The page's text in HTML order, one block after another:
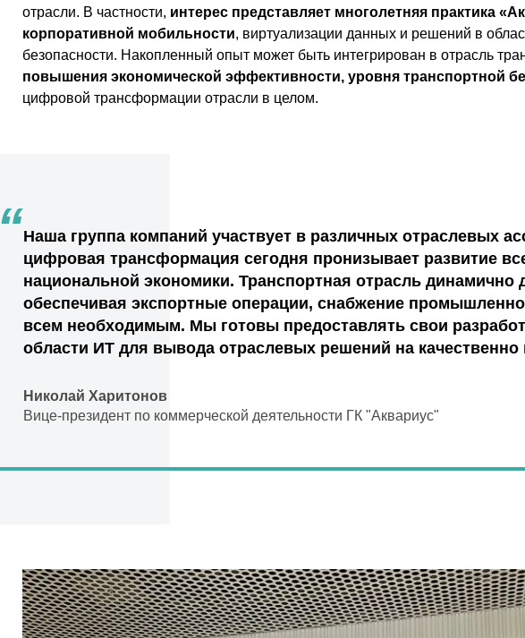
отрасли. В частности, интерес представляет многолетняя практика
корпоративной мобильности, виртуализации данных и решений в
безопасности. Накопленный опыт может быть интегрирован в отрасль
повышения экономической эффективности, уровня транспортной
цифровой трансформации отрасли в целом.
“Наша группа компаний участвует в различных отраслевых
цифровая трансформация сегодня пронизывает развитие
национальной экономики. Транспортная отрасль динамично
обеспечивая экспортные операции, снабжение
всем необходимым. Мы готовы предоставлять свои
области ИТ для вывода отраслевых решений на
Николай Харитонов
Вице-президент по коммерческой деятельности ГК "Аквариус"